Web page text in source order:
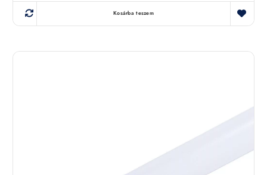
Kosárba teszem